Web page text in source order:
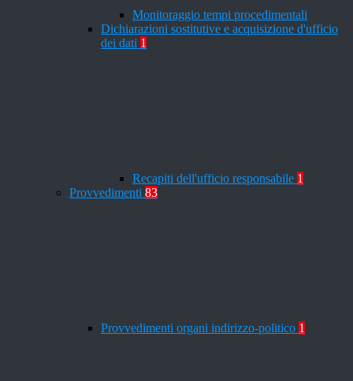
Monitoraggio tempi procedimentali
Dichiarazioni sostitutive e acquisizione d'ufficio
dei dati 1
Recapiti dell'ufficio responsabile 1
Provvedimenti 83
Provvedimenti organi indirizzo-politico 1